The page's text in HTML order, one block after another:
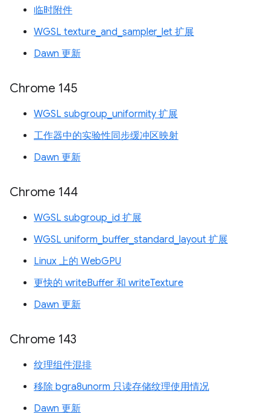
临时附件
WGSL texture_and_sampler_let 扩展
Dawn 更新
Chrome 145
WGSL subgroup_uniformity 扩展
工作器中的实验性同步缓冲区映射
Dawn 更新
Chrome 144
WGSL subgroup_id 扩展
WGSL uniform_buffer_standard_layout 扩展
Linux 上的 WebGPU
更快的 writeBuffer 和 writeTexture
Dawn 更新
Chrome 143
纹理组件混排
移除 bgra8unorm 只读存储纹理使用情况
Dawn 更新